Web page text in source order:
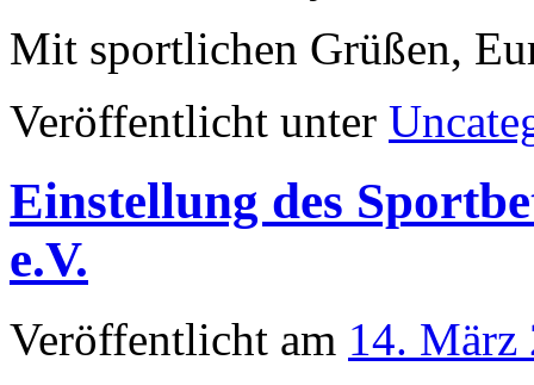
Mit sportlichen Grüßen,
Veröffentlicht unter
Einstellung des
e.V.
Veröffentlicht am 14. März